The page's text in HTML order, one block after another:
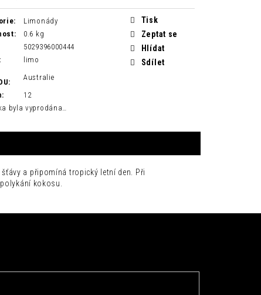
:
Limonády
:
0.6 kg
5029396000444
:
limo
:
Australie
:
12
byla vyprodána…
Tisk
Zeptat se
Hlídat
Sdílet
a připomíná tropický letní den. Při
kokosu.